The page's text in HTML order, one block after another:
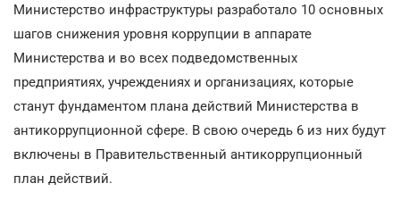
Министерство инфраструктуры разработало 10 основных
шагов снижения уровня коррупции в аппарате
Министерства и во всех подведомственных
предприятиях, учреждениях и организациях, которые
станут фундаментом плана действий Министерства в
антикоррупционной сфере. В свою очередь 6 из них будут
включены в Правительственный антикоррупционный
план действий.